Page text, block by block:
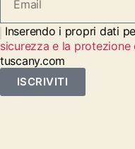
Inserendo i propri dati
sicurezza e la protezione
tuscany.com
ISCRIVITI